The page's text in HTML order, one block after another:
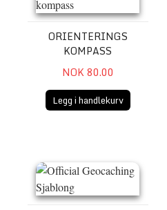
ORIENTERINGS
KOMPASS
NOK 80.00
Legg i handlekurv
Official Geocaching Sjablong